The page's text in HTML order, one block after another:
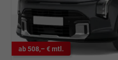
ab 508,– € mtl.